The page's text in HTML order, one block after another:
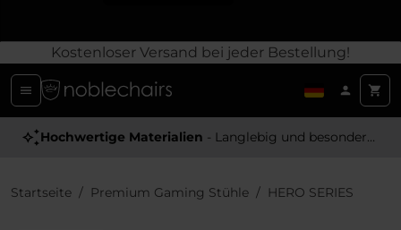
Kostenloser Versand bei jeder Bestellung!
Preisgekrönt - Edle Gaming-Stühle von hoher Qualität
Hochwertige Materialien - Langlebig und besonders Angenehm
Startseite Premium Gaming Stühle HERO SERIES